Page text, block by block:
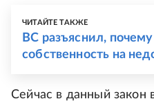
ЧИТАЙТЕ ТАКЖЕ
ВС разъяснил,
собственность на
Сейчас в данный закон